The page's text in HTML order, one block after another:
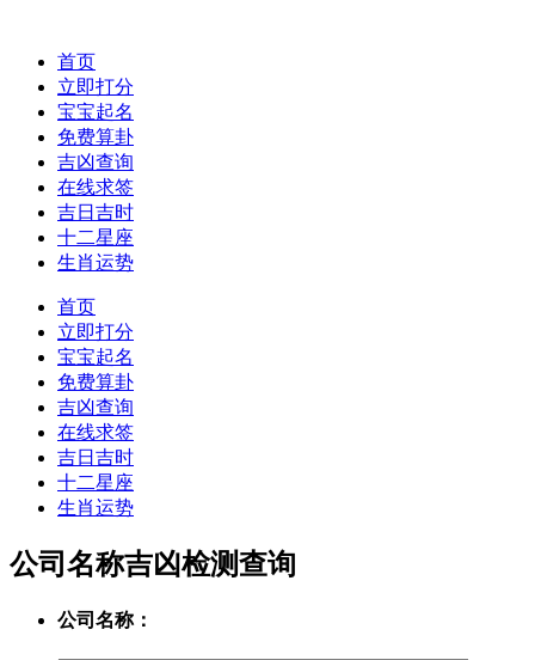
首页
立即打分
宝宝起名
免费算卦
吉凶查询
在线求签
吉日吉时
十二星座
生肖运势
首页
立即打分
宝宝起名
免费算卦
吉凶查询
在线求签
吉日吉时
十二星座
生肖运势
公司名称吉凶检测查询
公司名称：